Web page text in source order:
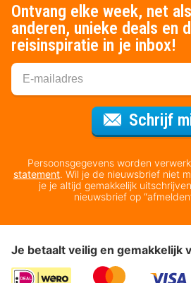
Ontvang elke week, net
anderen, unieke deals en
reisinspiratie in je inbox!
Schrijf
Persoonsgegevens worden
statement. Wil je de nieuwsbrief niet
je je altijd gemakkelijk
nieuwsbrief op
Je betaalt veilig en gemakkelijk